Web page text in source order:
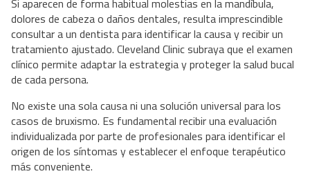
Si aparecen de forma habitual molestias en la mandíbula,
dolores de cabeza o daños dentales, resulta imprescindible
consultar a un dentista para identificar la causa y recibir un
tratamiento ajustado. Cleveland Clinic subraya que el examen
clínico permite adaptar la estrategia y proteger la salud bucal
de cada persona.
No existe una sola causa ni una solución universal para los
casos de bruxismo. Es fundamental recibir una evaluación
individualizada por parte de profesionales para identificar el
origen de los síntomas y establecer el enfoque terapéutico
más conveniente.